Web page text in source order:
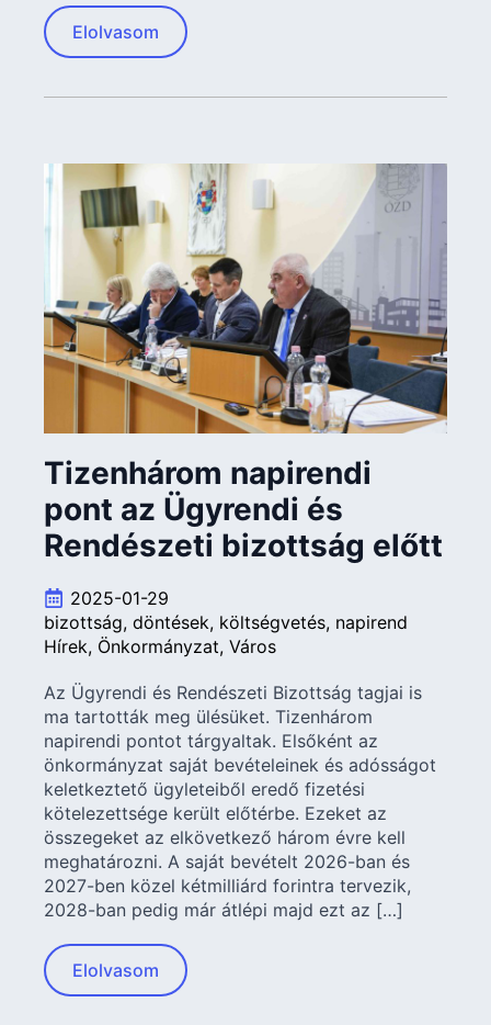
Elolvasom
Tizenhárom napirendi
pont az Ügyrendi és
Rendészeti bizottság előtt
2025-01-29
bizottság döntések költségvetés napirend
Hírek Önkormányzat Város
Az Ügyrendi és Rendészeti Bizottság tagjai is
ma tartották meg ülésüket. Tizenhárom
napirendi pontot tárgyaltak. Elsőként az
önkormányzat saját bevételeinek és adósságot
keletkeztető ügyleteiből eredő fizetési
kötelezettsége került előtérbe. Ezeket az
összegeket az elkövetkező három évre kell
meghatározni. A saját bevételt 2026-ban és
2027-ben közel kétmilliárd forintra tervezik,
2028-ban pedig már átlépi majd ezt az […]
Elolvasom